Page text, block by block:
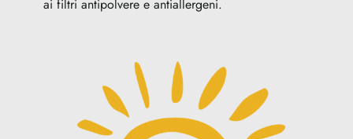
ai filtri antipolvere e antiallergeni.